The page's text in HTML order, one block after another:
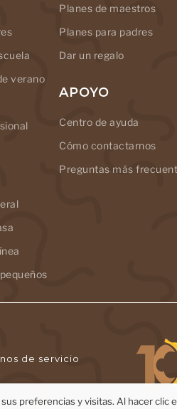
verano
Planes de maestros
Planes para padres
Dar un regalo
APOYO
Centro de ayuda
Cómo contactarnos
Preguntas más
de servicio
preferencias y visitas. Al hacer clic